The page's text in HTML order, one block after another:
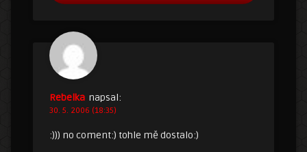
Rebelka napsal:
30. 5. 2006 (18:35)
:))) no coment:) tohle mě dostalo:)